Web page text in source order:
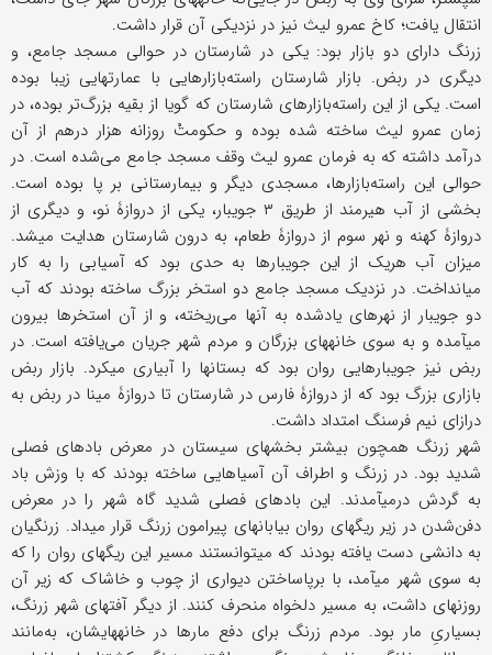
انتقال یافت؛ کاخ عمرو لیث نیز در نزدیکی آن قرار داشت.
زرنگ دارای دو بازار بود: یکی در شارستان در حوالی مسجد جامع، و
دیگری در ربض. بازار شارستان راسته‌بازارهایی با عمارتهایی زیبا بوده
است. یکی از این راسته‌بازارهای شارستان که گویا از بقیه بزرگ‌تر بوده، در
زمان عمرو لیث ساخته شده بوده و حکومتْ روزانه هزار درهم از آن
درآمد داشته که به فرمان عمرو لیث وقف مسجد جامع می‌شده است. در
حوالی این راسته‌بازارها، مسجدی دیگر و بیمارستانی بر پا بوده است.
بخشی از آب هیرمند از طریق ۳ جویبار، یکی از دروازۀ نو، و دیگری از
دروازۀ کهنه و نهر سوم از دروازۀ طعام، به درون شارستان هدایت می‏شد.
میزان آب هریک از این جویبارها به حدی بود که آسیابی را به کار
می‏انداخت. در نزدیک مسجد جامع دو استخر بزرگ ساخته بودند که آب
دو جویبار از نهرهای یادشده به آنها می‌ریخته، و از آن استخرها بیرون
می‏آمده و به سوی خانه‏های بزرگان و مردم شهر جریان می‌یافته است. در
ربض نیز جویبارهایی روان بود که بستانها را آبیاری می‏کرد. بازار ربض
بازاری بزرگ بود که از دروازۀ فارس در شارستان تا دروازۀ مینا در ربض به
درازای نیم فرسنگ امتداد داشت.
شهر زرنگ همچون بیشتر بخشهای سیستان در معرض بادهای فصلی
شدید بود. در زرنگ و اطراف آن آسیاهایی ساخته بودند که با وزش باد
به گردش درمی‏آمدند. این بادهای فصلی شدید گاه شهر را در معرض
دفن‌شدن در زیر ریگهای روان بیابانهای پیرامون زرنگ قرار می‏داد. زرنگیان
به دانشی دست یافته بودند که می‏توانستند مسیر این ریگهای روان را که
به سوی شهر می‏آمد، با برپاساختن دیواری از چوب و خاشاک که زیر آن
روزنه‏ای داشت، به مسیر دلخواه منحرف کنند. از دیگر آفتهای شهر زرنگ،
بسیاریِ مار بود. مردم زرنگ برای دفع مارها در خانه‏هایشان، به‌مانند